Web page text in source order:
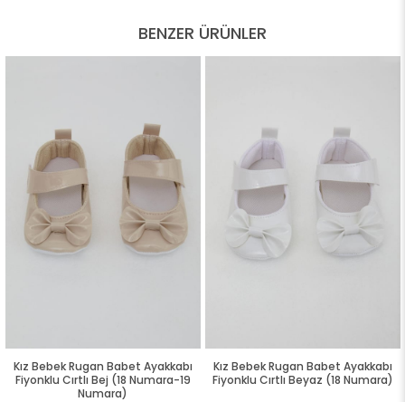
BENZER ÜRÜNLER
Kız Bebek Rugan Babet Ayakkabı
Fiyonklu Cırtlı Bej (18 Numara-19
Numara)
Kız Bebek Rugan Babet Ayakkabı
Fiyonklu Cırtlı Beyaz (18 Numara)